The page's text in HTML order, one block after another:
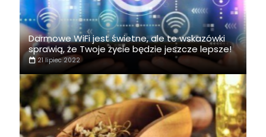
Darmowe WiFi jest świetne, ale te wskazówki
sprawią, że Twoje życie będzie jeszcze lepsze!
21 lipiec 2022